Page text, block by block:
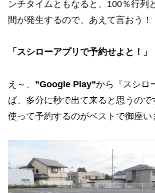
ンチタイムともなると、100％行列
間が発生するので、あえて言おう！
「スシローアプリで予約せよと！」
え～、 ”Google Play”から『スシロ
ば、多分に秒で出て来ると思うので
使って予約するのがベストで御座い